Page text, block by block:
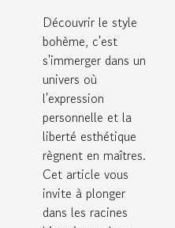
modernes
Découvrir le style
bohème, c'est
s'immerger dans un
univers où
l'expression
personnelle et la
liberté esthétique
règnent en maîtres.
Cet article vous
invite à plonger
dans les racines